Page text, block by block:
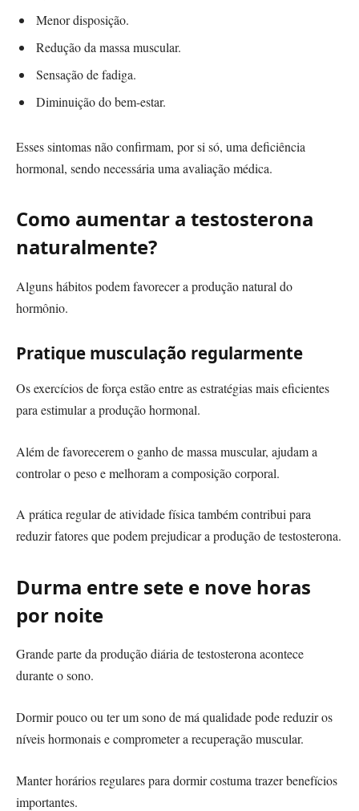
Menor disposição.
Redução da massa muscular.
Sensação de fadiga.
Diminuição do bem-estar.
Esses sintomas não confirmam, por si só, uma deficiência
hormonal, sendo necessária uma avaliação médica.
Como aumentar a testosterona
naturalmente?
Alguns hábitos podem favorecer a produção natural do
hormônio.
Pratique musculação regularmente
Os exercícios de força estão entre as estratégias mais eficientes
para estimular a produção hormonal.
Além de favorecerem o ganho de massa muscular, ajudam a
controlar o peso e melhoram a composição corporal.
A prática regular de atividade física também contribui para
reduzir fatores que podem prejudicar a produção de testosterona.
Durma entre sete e nove horas
por noite
Grande parte da produção diária de testosterona acontece
durante o sono.
Dormir pouco ou ter um sono de má qualidade pode reduzir os
níveis hormonais e comprometer a recuperação muscular.
Manter horários regulares para dormir costuma trazer benefícios
importantes.